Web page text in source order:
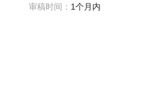
审稿时间： 1个月内